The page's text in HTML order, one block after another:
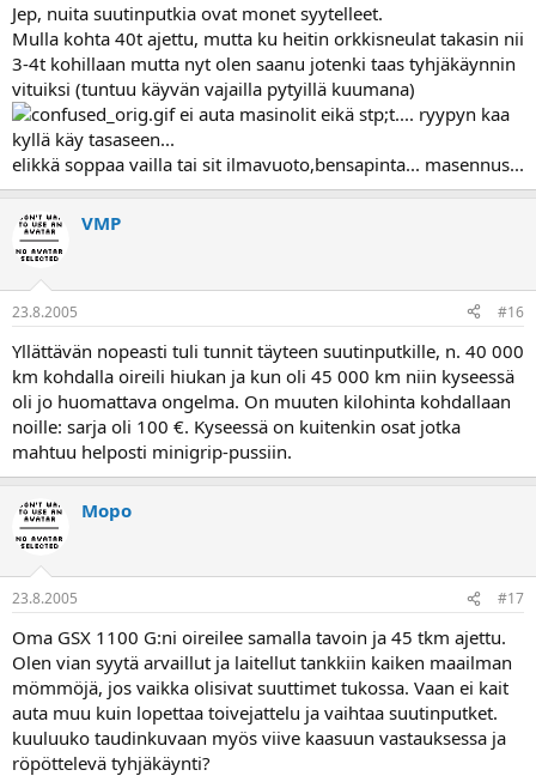
Jep, nuita suutinputkia ovat monet syytelleet.
Mulla kohta 40t ajettu, mutta ku heitin orkkisneulat takasin nii
3-4t kohillaan mutta nyt olen saanu jotenki taas tyhjäkäynnin
vituiksi (tuntuu käyvän vajailla pytyillä kuumana)
ei auta masinolit eikä stp;t.... ryypyn kaa
kyllä käy tasaseen...
elikkä soppaa vailla tai sit ilmavuoto,bensapinta... masennus...
VMP
23.8.2005 #16
Yllättävän nopeasti tuli tunnit täyteen suutinputkille, n. 40 000
km kohdalla oireili hiukan ja kun oli 45 000 km niin kyseessä
oli jo huomattava ongelma. On muuten kilohinta kohdallaan
noille: sarja oli 100 €. Kyseessä on kuitenkin osat jotka
mahtuu helposti minigrip-pussiin.
Mopo
23.8.2005 #17
Oma GSX 1100 G:ni oireilee samalla tavoin ja 45 tkm ajettu.
Olen vian syytä arvaillut ja laitellut tankkiin kaiken maailman
mömmöjä, jos vaikka olisivat suuttimet tukossa. Vaan ei kait
auta muu kuin lopettaa toivejattelu ja vaihtaa suutinputket.
kuuluuko taudinkuvaan myös viive kaasuun vastauksessa ja
röpöttelevä tyhjäkäynti?